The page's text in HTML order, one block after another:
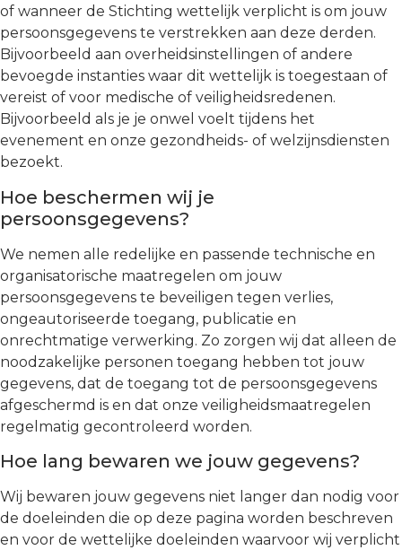
of wanneer de Stichting wettelijk verplicht is om jouw
persoonsgegevens te verstrekken aan deze derden.
Bijvoorbeeld aan overheidsinstellingen of andere
bevoegde instanties waar dit wettelijk is toegestaan of
vereist of voor medische of veiligheidsredenen.
Bijvoorbeeld als je je onwel voelt tijdens het
evenement en onze gezondheids- of welzijnsdiensten
bezoekt.
Hoe beschermen wij je
persoonsgegevens?
We nemen alle redelijke en passende technische en
organisatorische maatregelen om jouw
persoonsgegevens te beveiligen tegen verlies,
ongeautoriseerde toegang, publicatie en
onrechtmatige verwerking. Zo zorgen wij dat alleen de
noodzakelijke personen toegang hebben tot jouw
gegevens, dat de toegang tot de persoonsgegevens
afgeschermd is en dat onze veiligheidsmaatregelen
regelmatig gecontroleerd worden.
Hoe lang bewaren we jouw gegevens?
Wij bewaren jouw gegevens niet langer dan nodig voor
de doeleinden die op deze pagina worden beschreven
en voor de wettelijke doeleinden waarvoor wij verplicht